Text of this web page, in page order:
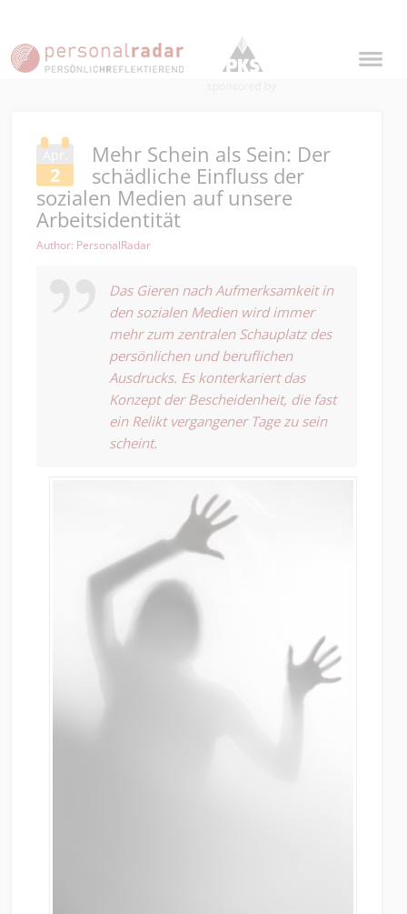
Apr.
2
Mehr Schein als Sein: Der
schädliche Einfluss der
sozialen Medien auf unsere
Arbeitsidentität
Author: PersonalRadar
Das Gieren nach Aufmerksamkeit in
den sozialen Medien wird immer
mehr zum zentralen Schauplatz des
persönlichen und beruflichen
Ausdrucks. Es konterkariert das
Konzept der Bescheidenheit, die fast
ein Relikt vergangener Tage zu sein
scheint.